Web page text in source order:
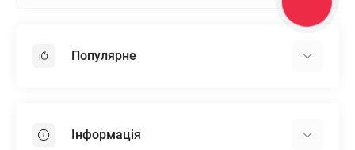
Популярне
Пінопласт
Інформація